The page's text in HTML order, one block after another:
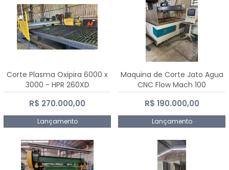
Corte Plasma Oxipira 6000 x
3000 - HPR 260XD
R$ 270.000,00
Lançamento
Maquina de Corte Jato Agua
CNC Flow Mach 100
R$ 190.000,00
Lançamento